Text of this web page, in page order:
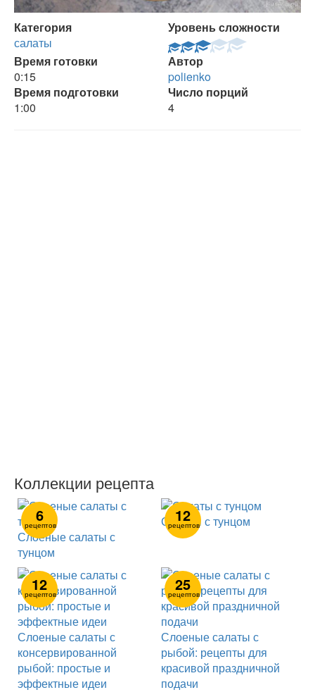
Категория
салаты
Уровень сложности
Время готовки
0:15
Автор
polienko
Время подготовки
1:00
Число порций
4
Коллекции рецепта
6
рецептов
Слоеные салаты с
тунцом
12
рецептов
Салаты с тунцом
12
рецептов
Слоеные салаты с
консервированной
рыбой: простые и
эффектные идеи
25
рецептов
Слоеные салаты с
рыбой: рецепты для
красивой праздничной
подачи